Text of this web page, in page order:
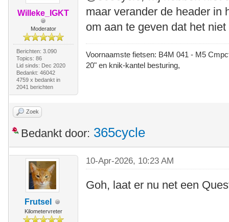
Willeke_IGKT
Moderator
Berichten: 3.090
Topics: 86
Lid sinds: Dec 2020
Bedankt: 46042
4759 x bedankt in
2041 berichten
maar verander de header in
om aan te geven dat het
Voornaamste fietsen: B4M 041 - M5
20" en knik-kantel besturing,
Zoek
Bedankt door: 365cycle
Frutsel
Kilometervreter
10-Apr-2026, 10:23 AM
Goh, laat er nu net een